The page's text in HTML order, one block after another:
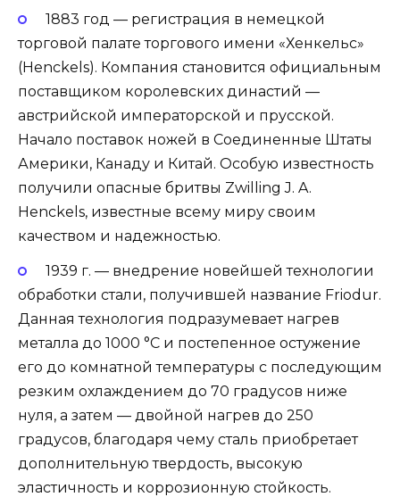
1883 год — регистрация в немецкой
торговой палате торгового имени «Хенкельс»
(Henckels). Компания становится официальным
поставщиком королевских династий —
австрийской императорской и прусской.
Начало поставок ножей в Соединенные Штаты
Америки, Канаду и Китай. Особую известность
получили опасные бритвы Zwilling J. A.
Henckels, известные всему миру своим
качеством и надежностью.
1939 г. — внедрение новейшей технологии
обработки стали, получившей название Friodur.
Данная технология подразумевает нагрев
металла до 1000 °C и постепенное остужение
его до комнатной температуры с последующим
резким охлаждением до 70 градусов ниже
нуля, а затем — двойной нагрев до 250
градусов, благодаря чему сталь приобретает
дополнительную твердость, высокую
эластичность и коррозионную стойкость.